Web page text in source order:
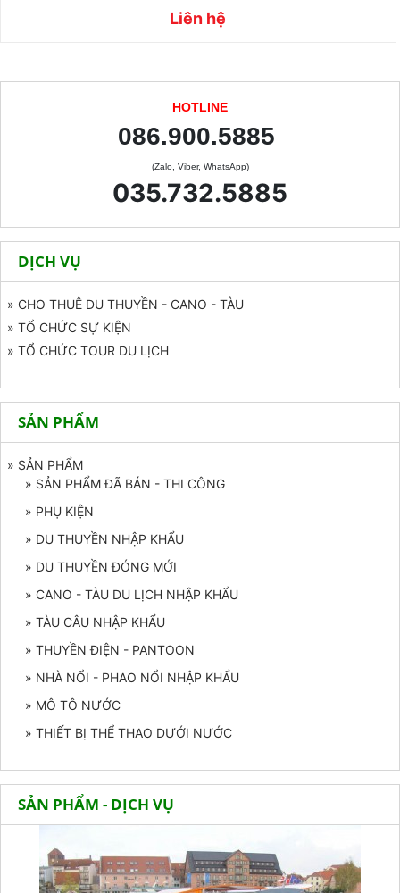
Liên hệ
HOTLINE
086.900.5885
(Zalo, Viber, WhatsApp)
035.732.5885
DỊCH VỤ
» CHO THUÊ DU THUYỀN - CANO - TÀU
» TỔ CHỨC SỰ KIỆN
» TỔ CHỨC TOUR DU LỊCH
SẢN PHẨM
» SẢN PHẨM
» SẢN PHẨM ĐÃ BÁN - THI CÔNG
» PHỤ KIỆN
» DU THUYỀN NHẬP KHẨU
» DU THUYỀN ĐÓNG MỚI
» CANO - TÀU DU LỊCH NHẬP KHẨU
» TÀU CÂU NHẬP KHẨU
» THUYỀN ĐIỆN - PANTOON
» NHÀ NỔI - PHAO NỔI NHẬP KHẨU
» MÔ TÔ NƯỚC
» THIẾT BỊ THỂ THAO DƯỚI NƯỚC
SẢN PHẨM - DỊCH VỤ